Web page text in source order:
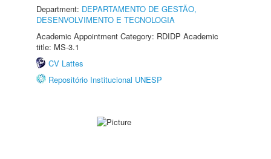
Department: DEPARTAMENTO DE GESTÃO,
DESENVOLVIMENTO E TECNOLOGIA
Academic Appointment Category: RDIDP Academic
title: MS-3.1
CV Lattes
Repositório Institucional UNESP